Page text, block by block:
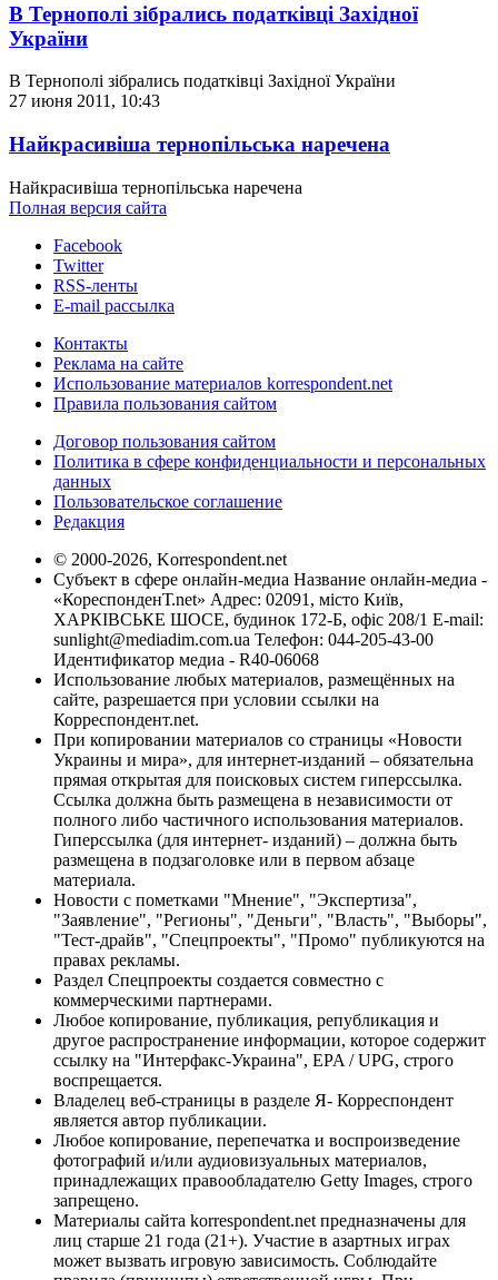
В Тернополі зібрались податківці Західної
України
В Тернополі зібрались податківці Західної України
27 июня 2011, 10:43
Найкрасивіша тернопільська наречена
Найкрасивіша тернопільська наречена
Полная версия сайта
Facebook
Twitter
RSS-ленты
E-mail рассылка
Контакты
Реклама на сайте
Использование материалов korrespondent.net
Правила пользования сайтом
Договор пользования сайтом
Политика в сфере конфиденциальности и персональных
данных
Пользовательское соглашение
Редакция
© 2000-2026, Korrespondent.net
Субъект в сфере онлайн-медиа Название онлайн-медиа -
«КореспонденТ.net» Адрес: 02091, місто Київ,
ХАРКІВСЬКЕ ШОСЕ, будинок 172-Б, офіс 208/1 E-mail:
sunlight@mediadim.com.ua Телефон: 044-205-43-00
Идентификатор медиа - R40-06068
Использование любых материалов, размещённых на
сайте, разрешается при условии ссылки на
Корреспондент.net.
При копировании материалов со страницы «Новости
Украины и мира», для интернет-изданий – обязательна
прямая открытая для поисковых систем гиперссылка.
Ссылка должна быть размещена в независимости от
полного либо частичного использования материалов.
Гиперссылка (для интернет- изданий) – должна быть
размещена в подзаголовке или в первом абзаце
материала.
Новости с пометками "Мнение", "Экспертиза",
"Заявление", "Регионы", "Деньги", "Власть", "Выборы",
"Тест-драйв", "Спецпроекты", "Промо" публикуются на
правах рекламы.
Раздел Спецпроекты создается совместно с
коммерческими партнерами.
Любое копирование, публикация, републикация и
другое распространение информации, которое содержит
ссылку на "Интерфакс-Украина", EPA / UPG, строго
воспрещается.
Владелец веб-страницы в разделе Я- Корреспондент
является автор публикации.
Любое копирование, перепечатка и воспроизведение
фотографий и/или аудиовизуальных материалов,
принадлежащих правообладателю Getty Images, строго
запрещено.
Материалы сайта korrespondent.net предназначены для
лиц старше 21 года (21+). Участие в азартных играх
может вызвать игровую зависимость. Соблюдайте